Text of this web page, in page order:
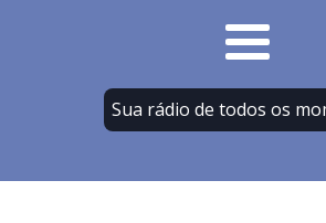
Sua rádio de todos os